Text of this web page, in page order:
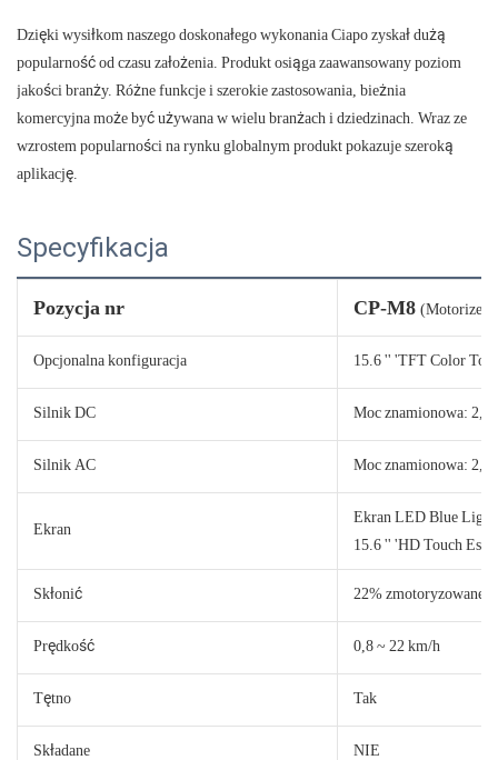
Dzięki wysiłkom naszego doskonałego wykonania Ciapo zyskał dużą
popularność od czasu założenia. Produkt osiąga zaawansowany poziom
jakości branży. Różne funkcje i szerokie zastosowania, bieżnia
komercyjna może być używana w wielu branżach i dziedzinach. Wraz ze
wzrostem popularności na rynku globalnym produkt pokazuje szeroką
aplikację.
Specyfikacja
Pozycja nr CP-M8 (Motorized
Opcjonalna konfiguracja 15.6 '' 'TFT Color
Silnik DC Moc znamionowa:
Silnik AC Moc znamionowa:
Ekran
Ekran LED Blue
15.6 '' 'HD Touch
Skłonić 22% zmotoryzowane
Prędkość 0,8 ~ 22 km/h
Tętno Tak
Składane NIE